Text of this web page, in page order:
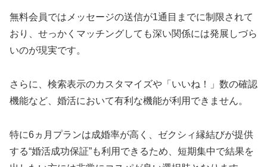
無料会員ではメッセージの送信が1通目までに制限されて
おり、せっかくマッチングしても深い関係には発展しづら
いのが現実です。
さらに、検索表示のカスタマイズや「いいね！」数の確認
機能など、婚活において有利な機能が利用できません。
特に6ヵ月プランは成婚率が高く、ゼクシィ縁結びが提供
する“婚活成功保証”も利用できるため、短期集中で結果を